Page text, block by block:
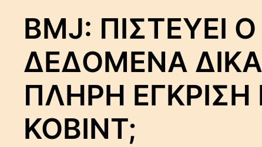
BMJ: ΠΙΣΤΕΥΕΙ
ΔΕΔΟΜΕΝΑ
ΠΛΗΡΗ
ΚΟΒΙΝΤ;